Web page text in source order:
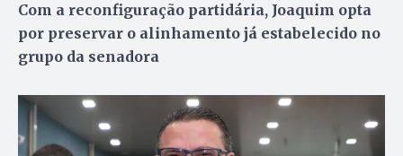
Com a reconfiguração partidária, Joaquim opta
por preservar o alinhamento já estabelecido no
grupo da senadora